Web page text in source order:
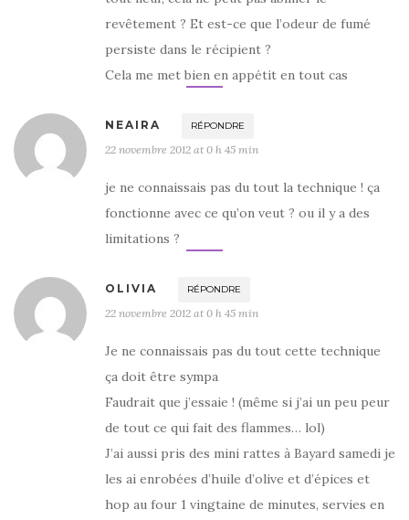
revêtement ? Et est-ce que l’odeur de fumé
persiste dans le récipient ?
Cela me met bien en appétit en tout cas
NEAIRA RÉPONDRE
22 novembre 2012 at 0 h 45 min
je ne connaissais pas du tout la technique ! ça
fonctionne avec ce qu’on veut ? ou il y a des
limitations ?
OLIVIA RÉPONDRE
22 novembre 2012 at 0 h 45 min
Je ne connaissais pas du tout cette technique
ça doit être sympa
Faudrait que j’essaie ! (même si j’ai un peu peur
de tout ce qui fait des flammes… lol)
J’ai aussi pris des mini rattes à Bayard samedi je
les ai enrobées d’huile d’olive et d’épices et
hop au four 1 vingtaine de minutes, servies en